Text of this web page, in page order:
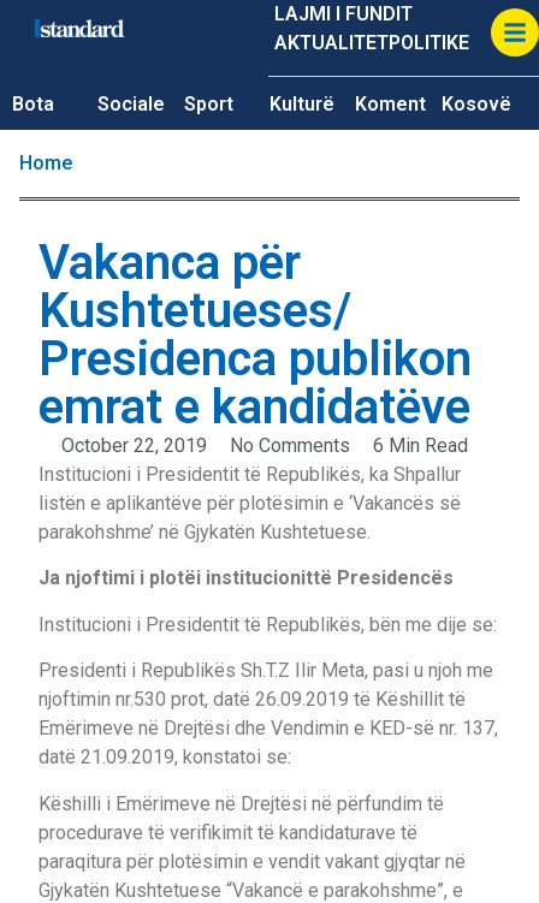
LAJMI I FUNDIT
AKTUALITETPOLITIKE
Bota Sociale Sport Kulturë Koment Kosovë
Home
Vakanca për
Kushtetueses/
Presidenca publikon
emrat e kandidatëve
October 22, 2019 No Comments
6 Min Read
Institucioni i Presidentit të Republikës, ka Shpallur
listën e aplikantëve për plotësimin e ‘Vakancës së
parakohshme’ në Gjykatën Kushtetuese.
Ja njoftimi i plotëi institucionittë Presidencës
Institucioni i Presidentit të Republikës, bën me dije se:
Presidenti i Republikës Sh.T.Z Ilir Meta, pasi u njoh me
njoftimin nr.530 prot, datë 26.09.2019 të Këshillit të
Emërimeve në Drejtësi dhe Vendimin e KED-së nr. 137,
datë 21.09.2019, konstatoi se:
Këshilli i Emërimeve në Drejtësi në përfundim të
procedurave të verifikimit të kandidaturave të
paraqitura për plotësimin e vendit vakant gjyqtar në
Gjykatën Kushtetuese “Vakancë e parakohshme”, e